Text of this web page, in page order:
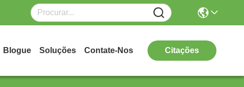
Blogue Soluções Contate-Nos Citações